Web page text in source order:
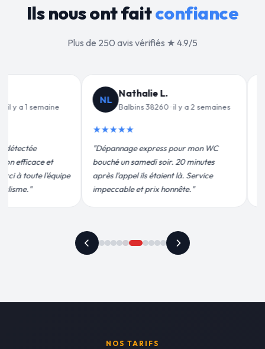
Ils nous ont faitconfiance
Plus de 250 avis vérifiés ★ 4.9/5
· il y a 2 semaines
pour mon WC
20 minutes
là. Service
JF
Jean-François C.
Balbins 38260 · il y a 3 semaines
★★★★★
"Remplacement de mon chauffe-eau en
moins de 2h. Équipe très pro, devis
conforme, chantier propre. Je
recommande vivement."
NOS TARIFS